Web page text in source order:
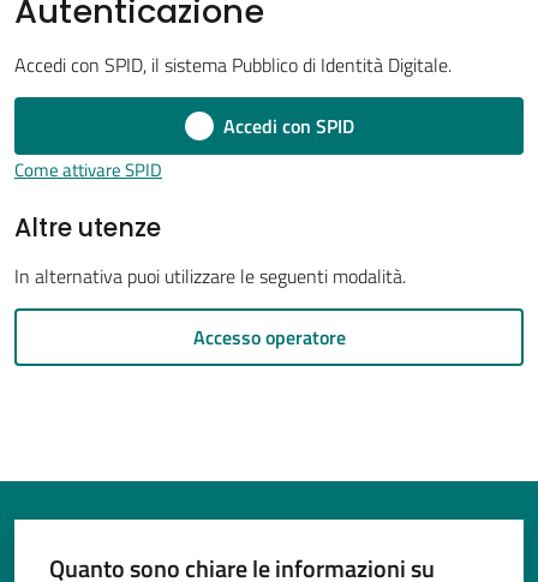
Tutti
argomenti...
su
Autenticazione
Accedi con SPID, il sistema Pubblico di Identità Digitale.
Accedi con SPID
Come attivare SPID
Altre utenze
In alternativa puoi utilizzare le seguenti modalità.
Accesso operatore
Quanto sono chiare le informazioni su